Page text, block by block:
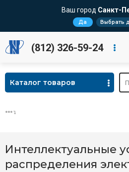
Ваш город Санкт-
Да Выбрать
(812) 326-59-24
Каталог товаров
Интеллектуальные
распределения